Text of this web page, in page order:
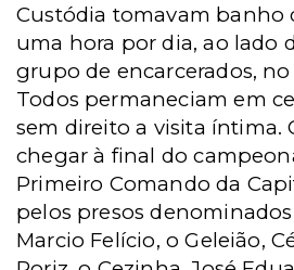
Custódia tomavam banho
uma hora por dia, ao lado
grupo de encarcerados,
Todos permaneciam em
sem direito a visita íntima.
chegar à final do
Primeiro Comando da
pelos presos
Marcio Felício, o Geleião,